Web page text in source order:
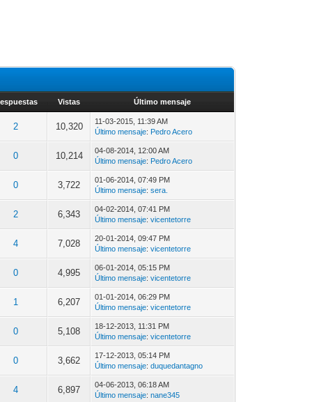
Vistas Último mensaje
2 10,320
11-03-2015, 11:39 AM
Último mensaje: Pedro Acero
0 10,214
04-08-2014, 12:00 AM
Último mensaje: Pedro Acero
0 3,722
01-06-2014, 07:49 PM
Último mensaje:sera.
2 6,343
04-02-2014, 07:41 PM
Último mensaje:vicentetorre
4 7,028
20-01-2014, 09:47 PM
Último mensaje:vicentetorre
0 4,995
06-01-2014, 05:15 PM
Último mensaje:vicentetorre
1 6,207
01-01-2014, 06:29 PM
Último mensaje:vicentetorre
0 5,108
18-12-2013, 11:31 PM
Último mensaje:vicentetorre
0 3,662
17-12-2013, 05:14 PM
Último mensaje:duquedantagno
4 6,897
04-06-2013, 06:18 AM
Último mensaje:nane345